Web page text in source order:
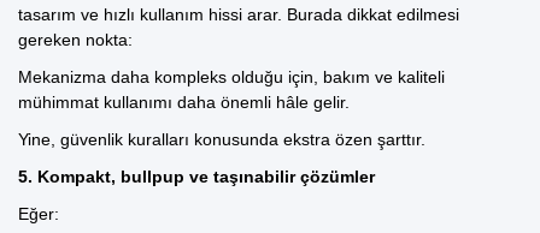
tasarım ve hızlı kullanım hissi arar. Burada dikkat edilmesi
gereken nokta:
Mekanizma daha kompleks olduğu için, bakım ve kaliteli
mühimmat kullanımı daha önemli hâle gelir.
Yine, güvenlik kuralları konusunda ekstra özen şarttır.
5. Kompakt, bullpup ve taşınabilir çözümler
Eğer: